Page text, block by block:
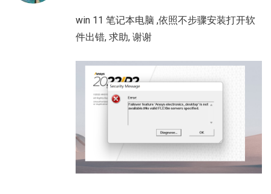
win 11 笔记本电脑 ,依照不步骤安装打开软
件出错, 求助, 谢谢